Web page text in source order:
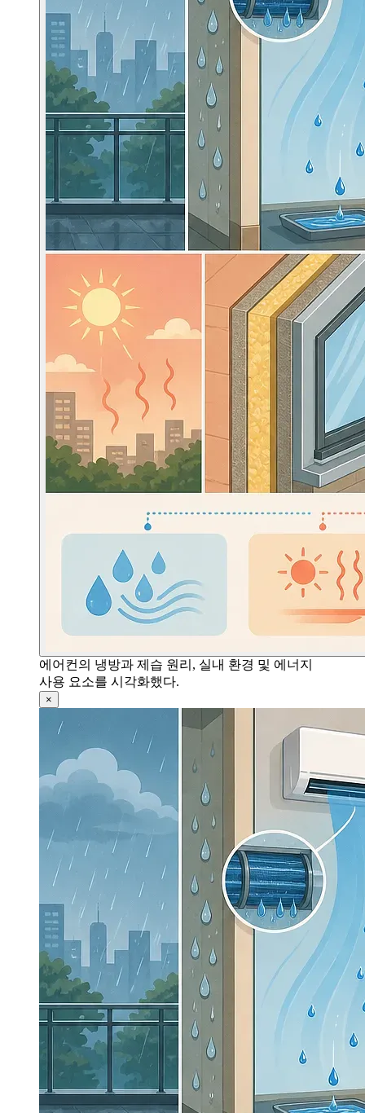
에어컨의 냉방과 제습 원리, 실내 환경 및 에너지
사용 요소를 시각화했다.
×